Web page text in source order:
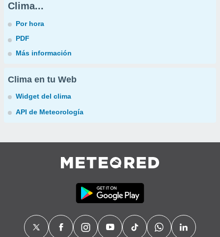
Clima...
Por hora
PDF
Más información
Clima en tu Web
Widget del clima
API de Meteorología